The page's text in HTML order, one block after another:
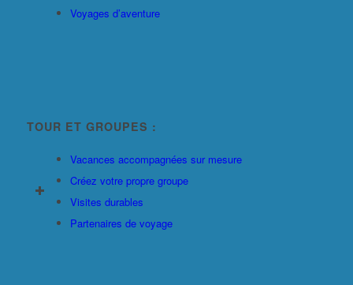
Voyages d’aventure
TOUR ET GROUPES :
Vacances accompagnées sur mesure
Créez votre propre groupe
Visites durables
Partenaires de voyage